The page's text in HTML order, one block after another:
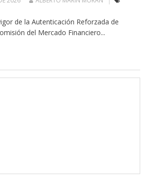
de la Autenticación Reforzada de
del Mercado Financiero...